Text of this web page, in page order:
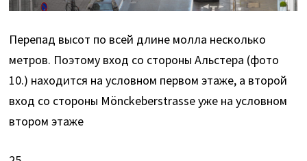
Перепад высот по всей длине молла несколько
метров. Поэтому вход со стороны Альстера (фото
10.) находится на условном первом этаже, а второй
вход со стороны Mönckeberstrasse уже на условном
втором этаже